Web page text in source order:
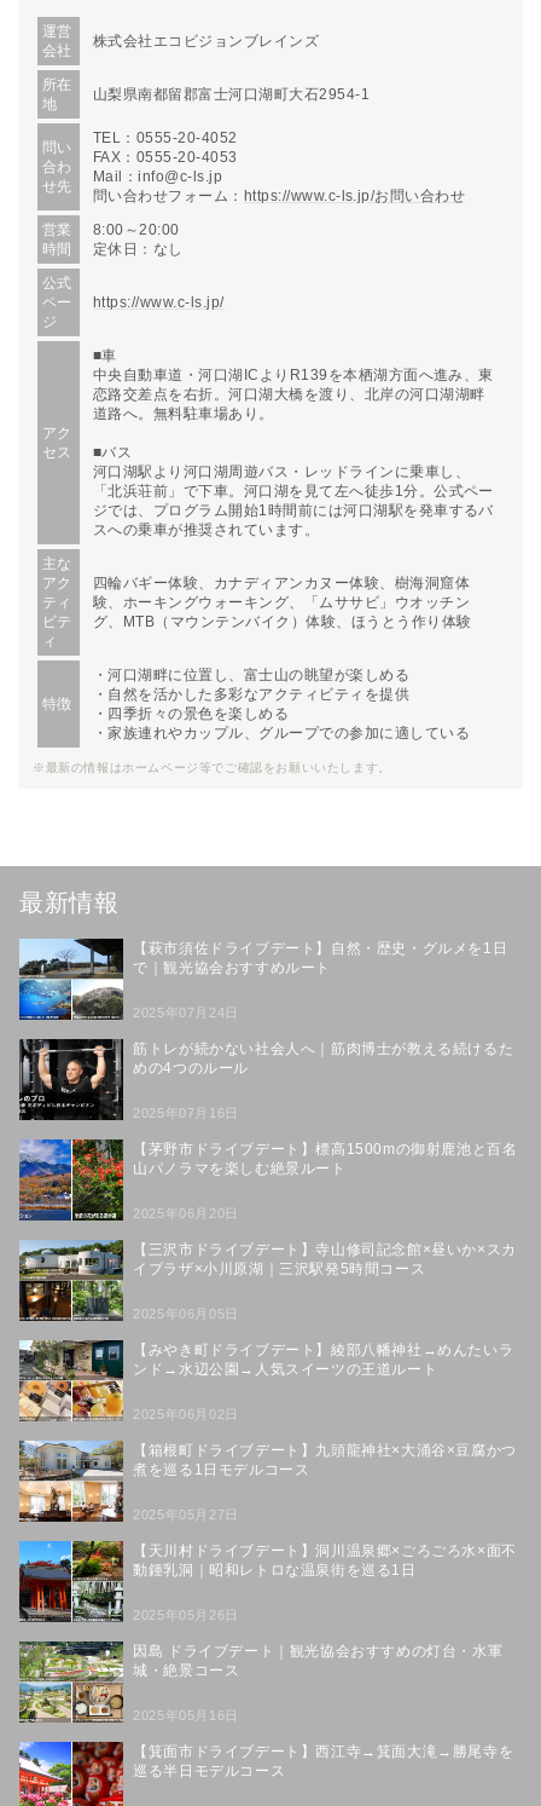
運営
会社
株式会社エコビジョンブレインズ
所在
地
山梨県南都留郡富士河口湖町大石2954-1
問い
合わ
せ先
TEL：0555-20-4052
FAX：0555-20-4053
Mail：info@c-ls.jp
問い合わせフォーム： https://www.c-ls.jp/お問い合わせ
営業
時間
8:00～20:00
定休日：なし
公式
ペー
ジ
https://www.c-ls.jp/
アク
セス
■車
中央自動車道・河口湖ICよりR139を本栖湖方面へ進み、東
恋路交差点を右折。河口湖大橋を渡り、北岸の河口湖湖畔
道路へ。無料駐車場あり。
■バス
河口湖駅より河口湖周遊バス・レッドラインに乗車し、
「北浜荘前」で下車。河口湖を見て左へ徒歩1分。公式ペー
ジでは、プログラム開始1時間前には河口湖駅を発車するバ
スへの乗車が推奨されています。
主な
アク
ティ
ビテ
ィ
四輪バギー体験、カナディアンカヌー体験、樹海洞窟体
験、ホーキングウォーキング、「ムササビ」ウオッチン
グ、MTB（マウンテンバイク）体験、ほうとう作り体験
特徴
・河口湖畔に位置し、富士山の眺望が楽しめる
・自然を活かした多彩なアクティビティを提供
・四季折々の景色を楽しめる
・家族連れやカップル、グループでの参加に適している
※最新の情報はホームページ等でご確認をお願いいたします。
最新情報
【萩市須佐ドライブデート】自然・歴史・グルメを1日
で｜観光協会おすすめルート
2025年07月24日
筋トレが続かない社会人へ｜筋肉博士が教える続けるた
めの4つのルール
2025年07月16日
【茅野市ドライブデート】標高1500mの御射鹿池と百名
山パノラマを楽しむ絶景ルート
2025年06月20日
【三沢市ドライブデート】寺山修司記念館×昼いか×スカ
イプラザ×小川原湖｜三沢駅発5時間コース
2025年06月05日
【みやき町ドライブデート】綾部八幡神社→めんたいラ
ンド→水辺公園→人気スイーツの王道ルート
2025年06月02日
【箱根町ドライブデート】九頭龍神社×大涌谷×豆腐かつ
煮を巡る1日モデルコース
2025年05月27日
【天川村ドライブデート】洞川温泉郷×ごろごろ水×面不
動鍾乳洞｜昭和レトロな温泉街を巡る1日
2025年05月26日
因島 ドライブデート｜観光協会おすすめの灯台・水軍
城・絶景コース
2025年05月16日
【箕面市ドライブデート】西江寺→箕面大滝→勝尾寺を
巡る半日モデルコース